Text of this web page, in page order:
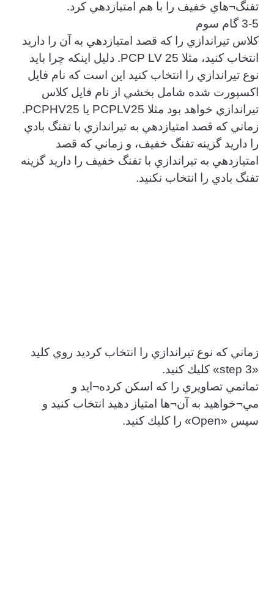
تفنگ¬هاي خفيف را با هم امتيازدهي كرد.
3-5 گام سوم
كلاس تيراندازي را كه قصد امتيازدهي به آن را داريد
انتخاب كنيد، مثلا PCP LV 25. دليل اينكه چرا بايد
نوع تيراندازي را انتخاب كنيد اين است كه نام فايل
اكسپورت شده شامل بخشي از نام فايل كلاس
تيراندازي خواهد بود مثلا PCPLV25 يا PCPHV25.
زماني كه قصد امتيازدهي به تيراندازي با تفنگ بادي
را داريد گزينه تفنگ خفيف، و زماني كه قصد
امتيازدهي به تيراندازي با تفنگ خفيف را داريد گزينه
تفنگ بادي را انتخاب نكنيد.
زماني كه نوع تيراندازي را انتخاب كرديد روي كليد
«step 3» كليك كنيد.
تماتمي تصاويري را كه اسكن كرده¬ايد و
مي¬خواهيد به آن¬ها امتياز دهيد انتخاب كنيد و
سپس «Open» را كليك كنيد.